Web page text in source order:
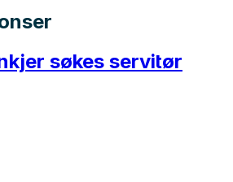
søkes servitør